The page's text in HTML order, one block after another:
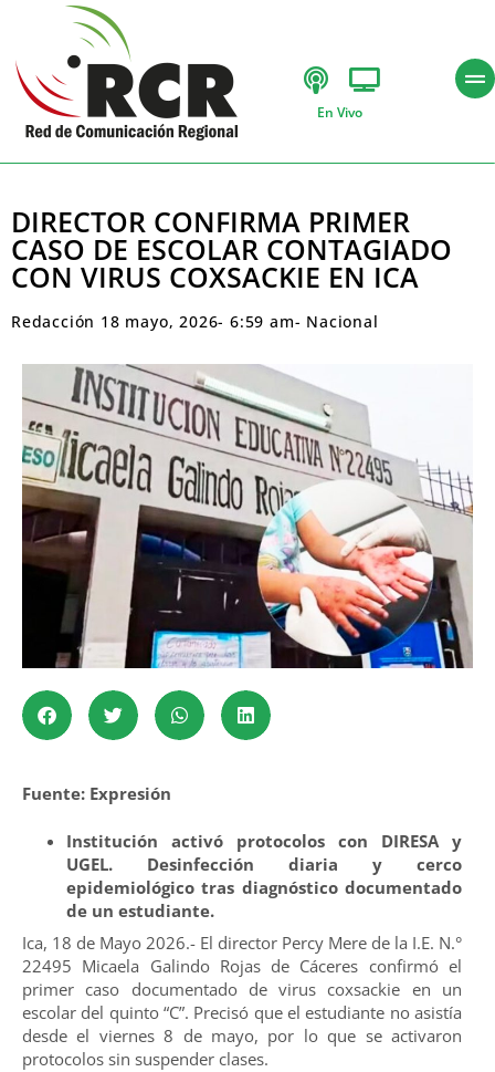
En Vivo
DIRECTOR CONFIRMA PRIMER
CASO DE ESCOLAR CONTAGIADO
CON VIRUS COXSACKIE EN ICA
Redacción 18 mayo, 2026- 6:59 am- Nacional
Fuente: Expresión
Institución activó protocolos con DIRESA y
UGEL. Desinfección diaria y cerco
epidemiológico tras diagnóstico documentado
de un estudiante.
Ica, 18 de Mayo 2026.- El director Percy Mere de la I.E. N.°
22495 Micaela Galindo Rojas de Cáceres confirmó el
primer caso documentado de virus coxsackie en un
escolar del quinto “C”. Precisó que el estudiante no asistía
desde el viernes 8 de mayo, por lo que se activaron
protocolos sin suspender clases.